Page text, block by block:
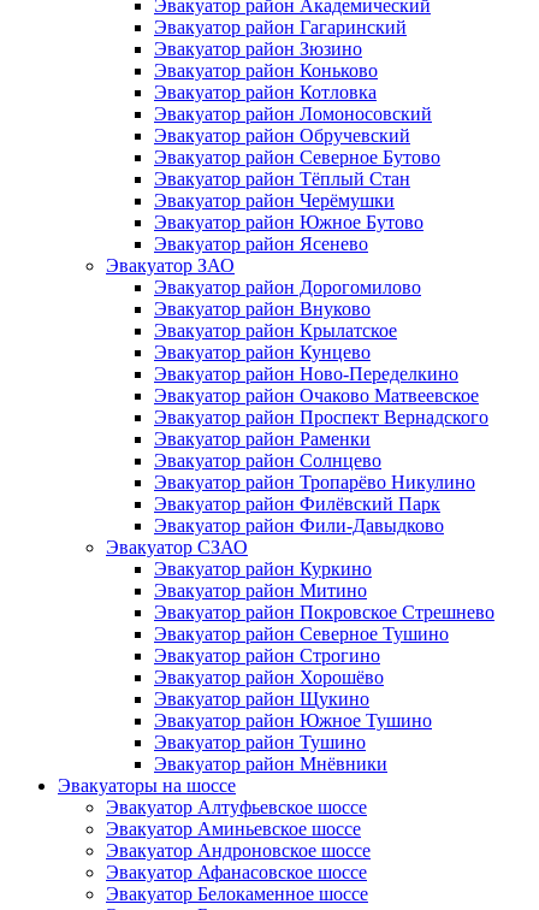
Эвакуатор район Академический
Эвакуатор район Гагаринский
Эвакуатор район Зюзино
Эвакуатор район Коньково
Эвакуатор район Котловка
Эвакуатор район Ломоносовский
Эвакуатор район Обручевский
Эвакуатор район Северное Бутово
Эвакуатор район Тёплый Стан
Эвакуатор район Черёмушки
Эвакуатор район Южное Бутово
Эвакуатор район Ясенево
Эвакуатор ЗАО
Эвакуатор район Дорогомилово
Эвакуатор район Внуково
Эвакуатор район Крылатское
Эвакуатор район Кунцево
Эвакуатор район Ново-Переделкино
Эвакуатор район Очаково Матвеевское
Эвакуатор район Проспект Вернадского
Эвакуатор район Раменки
Эвакуатор район Солнцево
Эвакуатор район Тропарёво Никулино
Эвакуатор район Филёвский Парк
Эвакуатор район Фили-Давыдково
Эвакуатор СЗАО
Эвакуатор район Куркино
Эвакуатор район Митино
Эвакуатор район Покровское Стрешнево
Эвакуатор район Северное Тушино
Эвакуатор район Строгино
Эвакуатор район Хорошёво
Эвакуатор район Щукино
Эвакуатор район Южное Тушино
Эвакуатор район Тушино
Эвакуатор район Мнёвники
Эвакуаторы на шоссе
Эвакуатор Алтуфьевское шоссе
Эвакуатор Аминьевское шоссе
Эвакуатор Андроновское шоссе
Эвакуатор Афанасовское шоссе
Эвакуатор Белокаменное шоссе